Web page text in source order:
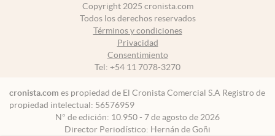
Copyright 2025 cronista.com
Todos los derechos reservados
Términos y condiciones
Privacidad
Consentimiento
Tel: +54 11 7078-3270
cronista.com es propiedad de El Cronista Comercial S.A Registro de
propiedad intelectual: 56576959
N° de edición: 10.950 - 7 de agosto de 2026
Director Periodístico: Hernán de Goñi